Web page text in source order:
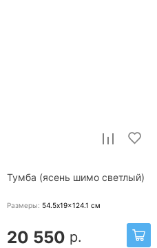
Тумба (ясень шимо светлый)
Размеры: 54.5x19x124.1 см
20 550 р.